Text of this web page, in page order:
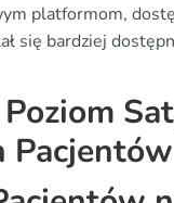
platformom,
się bardziej
Pacjentów